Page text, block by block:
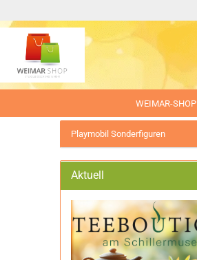
WEIMAR-SHOP
Playmobil Sonderfiguren
Aktuell